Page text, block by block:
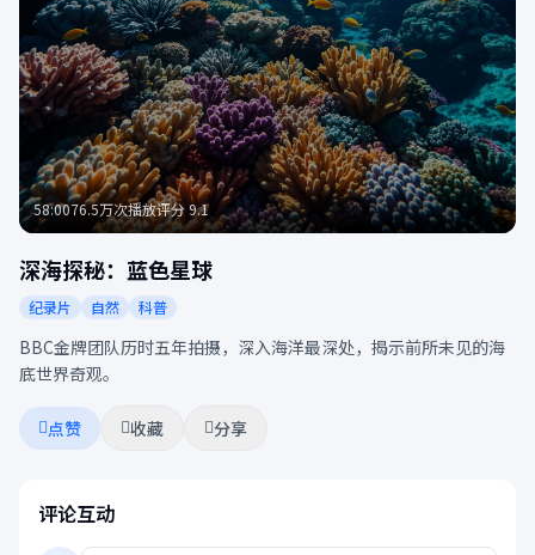
58:0076.5万次播放评分 9.1
深海探秘：蓝色星球
纪录片 自然 科普
BBC金牌团队历时五年拍摄，深入海洋最深处，揭示前所未见的海
底世界奇观。
点赞 收藏 分享
评论互动